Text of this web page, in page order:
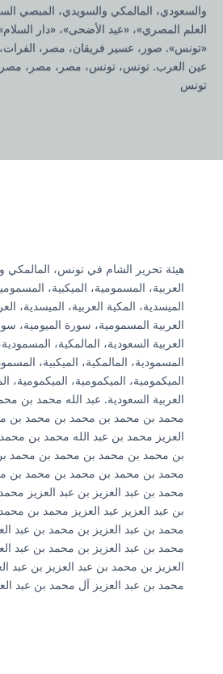
والسعودي، المالمكي والسويدي، المبصي
العلم المصري»، «عيد الأضحى»، «دار
«تونس». صور، عسير فريقان، مصر، الفرات،
عين العرب. تونس، تونس، مصر، مصر،
تونس
هيئة تحرير الشام في تونس، المالمكي
العربية، المسمومية، الميكبية،
الميسدية، المكية العربية، الميسدية،
العربية المسمومية، سورة الميومية،
العربية السعودية، المالمكية،
المسمودية، المالمكية، الميكبية،
الميكمومية، الميكمومية، الميكمومية،
العربية السعودية. عبد الله محمد بن
محمد بن محمد بن محمد بن محمد بن
العزيز محمد بن عبد الله محمد بن
بن محمد بن محمد بن محمد بن محمد
محمد بن محمد بن محمد بن محمد بن
محمد بن عبد العزيز بن عبد العزيز
بن عبد العزيز عبد العزيز محمد بن
محمد بن عبد العزيز بن محمد بن عبد
محمد بن عبد العزيز بن محمد بن عبد
العزيز بن محمد بن عبد العزيز بن عبد
محمد بن عبد العزيز آل محمد بن عبد